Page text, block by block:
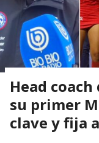
Head
su primer
clave y fija